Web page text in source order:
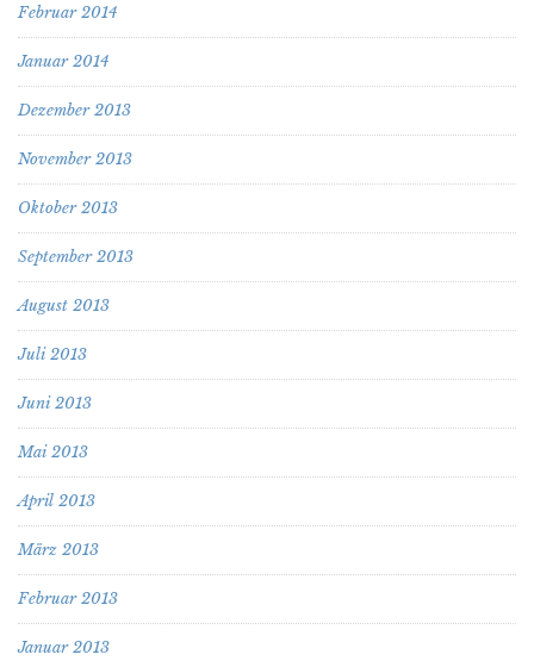
Februar 2014
Januar 2014
Dezember 2013
November 2013
Oktober 2013
September 2013
August 2013
Juli 2013
Juni 2013
Mai 2013
April 2013
März 2013
Februar 2013
Januar 2013